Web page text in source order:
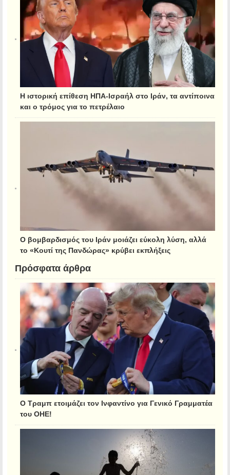
Η ιστορική επίθεση ΗΠΑ-Ισραήλ στο Ιράν, τα αντίποινα
και ο τρόμος για το πετρέλαιο
Ο βομβαρδισμός του Ιράν μοιάζει εύκολη λύση, αλλά
το «Κουτί της Πανδώρας» κρύβει εκπλήξεις
Πρόσφατα άρθρα
Ο Τραμπ ετοιμάζει τον Ινφαντίνο για Γενικό Γραμματέα
του ΟΗΕ!